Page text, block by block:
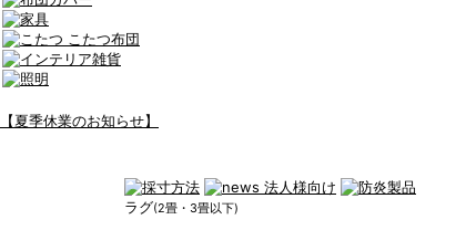
【夏季休業のお知らせ】
ラグ(2畳・3畳以下)